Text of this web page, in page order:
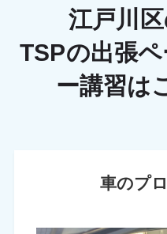
江戸川
TSPの出張
ー講習は
車のプ